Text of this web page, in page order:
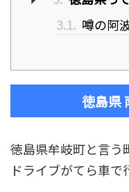
3.1. 噂の阿
徳島県
徳島県牟岐町と言う
ドライブがてら車で